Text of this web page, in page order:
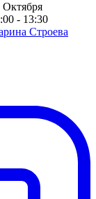
Октября
- 13:30
Строева